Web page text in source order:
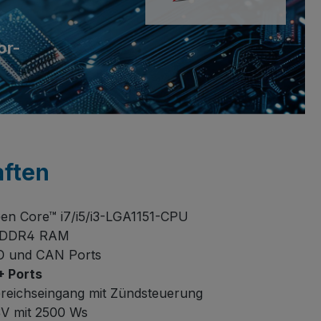
Core™ i7/i5/i3-LGA1151-CPU
RAM
und CAN Ports
Ports
mit Zündsteuerung
mit 2500 Ws